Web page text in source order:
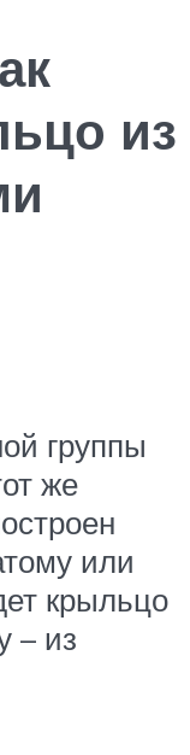
из
группы
же
или
крыльцо
– из